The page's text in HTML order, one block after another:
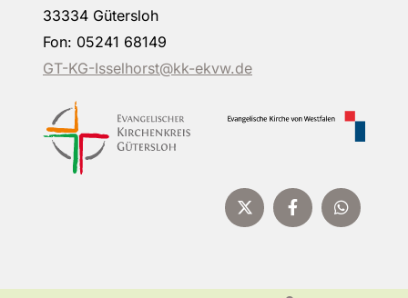
33334 Gütersloh
Fon: 05241 68149
GT-KG-Isselhorst@kk-ekvw.de